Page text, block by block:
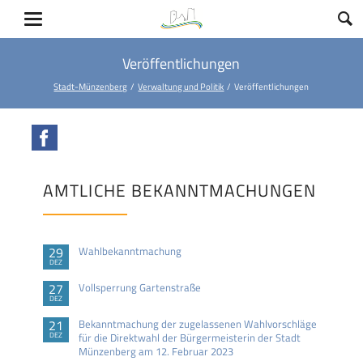
Veröffentlichungen
Stadt-Münzenberg Verwaltung und Politik Veröffentlichungen
AMTLICHE BEKANNTMACHUNGEN
29
DEZ
Wahlbekanntmachung
27
DEZ
Vollsperrung Gartenstraße
21
DEZ
Bekanntmachung der zugelassenen Wahlvorschläge
für die Direktwahl der Bürgermeisterin der Stadt
Münzenberg am 12. Februar 2023